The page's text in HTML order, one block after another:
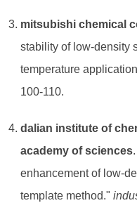
mitsubishi chemical
stability of low-density
temperature
100-110.
dalian institute of
academy of sciences
enhancement of low-
template method."